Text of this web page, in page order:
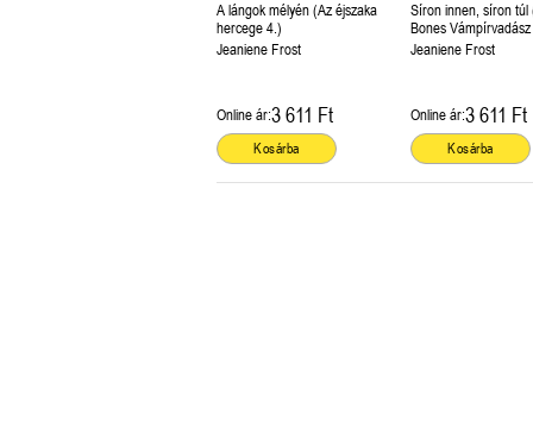
A lángok mélyén (Az éjszaka
hercege 4.)
Jeaniene Frost
Online ár:3 611 Ft
Kosárba
Síron innen, síron túl
Bones
Jeaniene Frost
Online ár:3 611 Ft
Kosárba